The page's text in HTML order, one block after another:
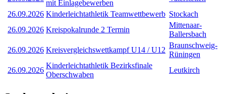
mit Einlagebewerben
26.09.2026 Kinderleichtathletik Teamwettbewerb Stockach
26.09.2026 Kreispokalrunde 2 Termin
Mittenaar-
Ballersbach
26.09.2026 Kreisvergleichswettkampf U14 / U12
Braunschweig-
Rüningen
26.09.2026
Kinderleichtathletik Bezirksfinale
Oberschwaben
Leutkirch